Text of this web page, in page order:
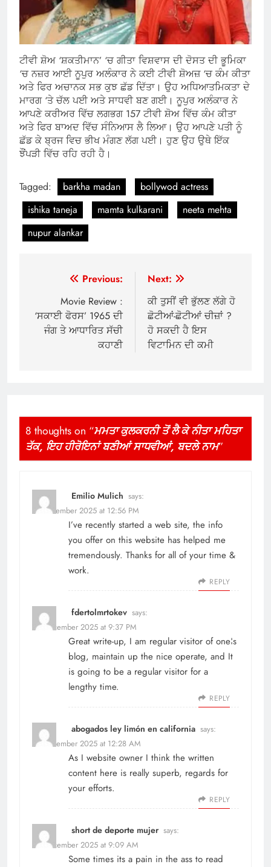
ਟੀਵੀ ਸ਼ੋਅ ‘ਸ਼ਕਤੀਮਾਨ’ ‘ਚ ਗੀਤਾ ਵਿਸ਼ਵਾਸ ਦੀ ਦੋਸਤ ਦੀ ਭੂਮਿਕਾ
‘ਚ ਨਜ਼ਰ ਆਈ ਨੂਪੁਰ ਅਲੰਕਾਰ ਨੇ ਕਈ ਟੀਵੀ ਸ਼ੋਅਜ਼ ‘ਚ ਕੰਮ ਕੀਤਾ
ਅਤੇ ਫਿਰ ਅਚਾਨਕ ਸਭ ਕੁਝ ਛੱਡ ਦਿੱਤਾ। ਉਹ ਅਧਿਆਤਮਿਕਤਾ ਦੇ
ਮਾਰਗ ‘ਤੇ ਚੱਲ ਪਈ ਅਤੇ ਸਾਧਵੀ ਬਣ ਗਈ। ਨੂਪੁਰ ਅਲੰਕਾਰ ਨੇ
ਆਪਣੇ ਕਰੀਅਰ ਵਿੱਚ ਲਗਭਗ 157 ਟੀਵੀ ਸ਼ੋਅ ਵਿੱਚ ਕੰਮ ਕੀਤਾ
ਅਤੇ ਫਿਰ ਬਾਅਦ ਵਿੱਚ ਸੰਨਿਆਸ ਲੈ ਲਿਆ। ਉਹ ਆਪਣੇ ਪਤੀ ਨੂੰ
ਛੱਡ ਕੇ ਬ੍ਰਜ ਵਿਚ ਭੀਖ ਮੰਗਣ ਲੱਗ ਪਈ। ਹੁਣ ਉਹ ਉਥੇ ਇੱਕ
ਝੌਂਪੜੀ ਵਿੱਚ ਰਹਿ ਰਹੀ ਹੈ।
Tagged: barkha madan
bollywod actress
ishika taneja
mamta kulkarani
neeta mehta
nupur alankar
navigation
Previous:
Movie Review :
‘ਸਕਾਈ ਫੋਰਸ’ 1965 ਦੀ
ਜੰਗ ਤੇ ਆਧਾਰਿਤ ਸੱਚੀ
ਕਹਾਣੀ
Next:
ਕੀ ਤੁਸੀਂ ਵੀ ਭੁੱਲਣ ਲੱਗੇ ਹੋ
ਛੋਟੀਆਂ-ਛੋਟੀਆਂ ਚੀਜ਼ਾਂ ?
ਹੋ ਸਕਦੀ ਹੈ ਇਸ
ਵਿਟਾਮਿਨ ਦੀ ਕਮੀ
8 thoughts on “ਮਮਤਾ ਕੁਲਕਰਨੀ ਤੋਂ ਲੈ ਕੇ ਨੀਤਾ ਮਹਿਤਾ
ਤੱਕ, ਇਹ ਹੀਰੋਇਨਾਂ ਬਣੀਆਂ ਸਾਧਵੀਆਂ, ਬਦਲੇ ਨਾਮ”
Emilio Mulich says:
16 December 2025 at 12:56 PM
I’ve recently started a web site, the info
you offer on this website has helped me
tremendously. Thanks for all of your time &
work.
REPLY
fdertolmrtokev says:
20 December 2025 at 9:37 PM
Great write-up, I am regular visitor of one¦s
blog, maintain up the nice operate, and It
is going to be a regular visitor for a
lengthy time.
REPLY
abogados ley limón en california says:
29 December 2025 at 12:28 AM
As I website owner I think the written
content here is really superb, regards for
your efforts.
REPLY
short de deporte mujer says:
30 December 2025 at 9:09 AM
Some times its a pain in the ass to read